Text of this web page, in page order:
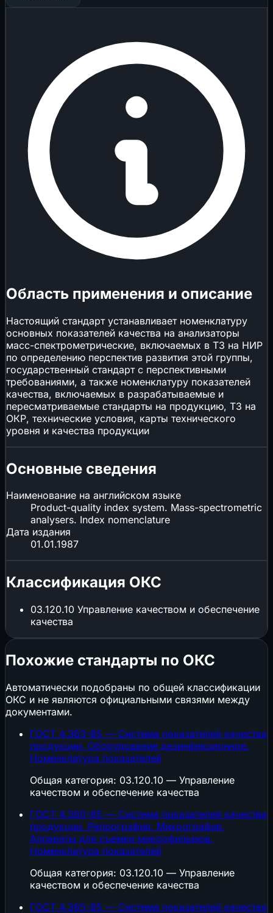
Область применения и описание
Настоящий стандарт устанавливает номенклатуру
основных показателей качества на анализаторы
масс-спектрометрические, включаемых в ТЗ на НИР
по определению перспектив развития этой группы,
государственный стандарт с перспективными
требованиями, а также номенклатуру показателей
качества, включаемых в разрабатываемые и
пересматриваемые стандарты на продукцию, ТЗ на
ОКР, технические условия, карты технического
уровня и качества продукции
Основные сведения
Наименование на английском языке
Product-quality index system. Mass-spectrometric
analysers. Index nomenclature
Дата издания
01.01.1987
Классификация ОКС
03.120.10 Управление качеством и обеспечение
качества
Похожие стандарты по ОКС
Автоматически подобраны по общей классификации
ОКС и не являются официальными связями между
документами.
ГОСТ 4.363-85 — Система показателей качества
продукции. Оборудование дезинфекционное.
Номенклатура показателей
Общая категория: 03.120.10 — Управление
качеством и обеспечение качества
ГОСТ 4.360-85 — Система показателей качества
продукции. Репрография. Микрография.
Аппараты для съемки микрофильмов.
Номенклатура показателей
Общая категория: 03.120.10 — Управление
качеством и обеспечение качества
ГОСТ 4.365-85 — Система показателей качества